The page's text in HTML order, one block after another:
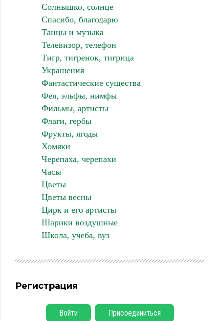
Солнышко, солнце
Спасибо, благодарю
Танцы и музыка
Телевизор, телефон
Тигр, тигренок, тигрица
Украшения
Фантастические существа
Фея, эльфы, нимфы
Фильмы, артисты
Флаги, гербы
Фрукты, ягоды
Хомяки
Черепаха, черепахи
Часы
Цветы
Цветы весны
Цирк и его артисты
Шарики воздушные
Школа, учеба, вуз
Регистрация
Войти Присоединиться